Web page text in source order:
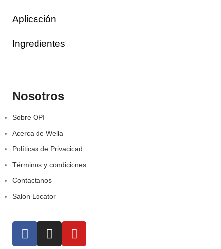
Aplicación
Ingredientes
Nosotros
Sobre OPI
Acerca de Wella
Políticas de Privacidad
Términos y condiciones
Contactanos
Salon Locator